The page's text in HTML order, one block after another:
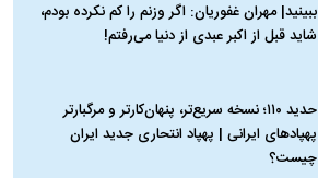
ببینید| مهران غفوریان: اگر وزنم را کم نکرده بودم،
شاید قبل از اکبر عبدی از دنیا می‌رفتم!
حدید ۱۱۰؛ نسخه سریع‌تر، پنهان‌کارتر و مرگبارتر
پهپادهای ایرانی | پهپاد انتحاری جدید ایران
چیست؟